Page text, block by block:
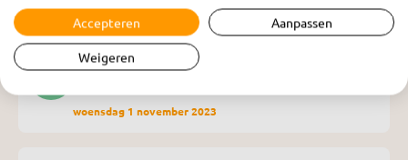
Wereldreis aflevering 5: Streven naar
shalom: De heilige opdracht voor
woensdag 1 november 2023
Accepteren Aanpassen
Weigeren